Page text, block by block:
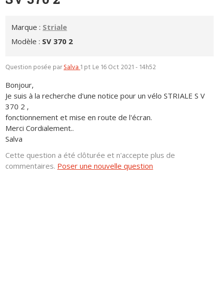
Marque : Striale
Modèle : SV 370 2
Question posée parSalva1 pt Le 16 Oct 2021 - 14h52
Bonjour,
Je suis à la recherche d'une notice pour un vélo STRIALE S V
370 2 ,
fonctionnement et mise en route de l'écran.
Merci Cordialement..
Salva
Cette question a été clôturée et n'accepte plus de
commentaires. Poser une nouvelle question